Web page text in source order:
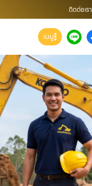
ติดต่อเรา
เมนู